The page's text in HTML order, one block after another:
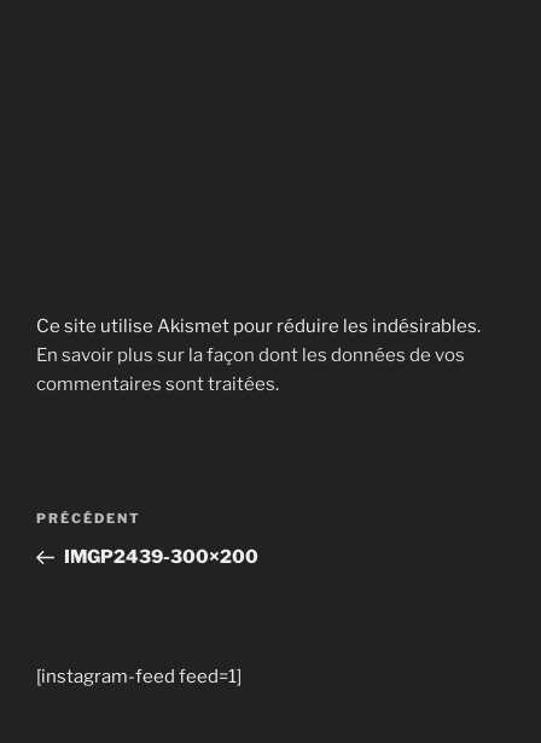
Ce site utilise Akismet pour réduire les indésirables.
En savoir plus sur la façon dont les données de vos
commentaires sont traitées.
Navigation
l’article
Article
précédent
PRÉCÉDENT
IMGP2439-300×200
[instagram-feed feed=1]